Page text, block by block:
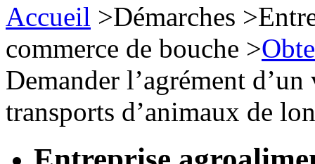
Accueil >Démarches >
commerce de bouche >
Demander l’agrément
transports d’animaux de